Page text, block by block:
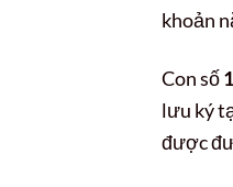
khoản
Con số
lưu ký
được